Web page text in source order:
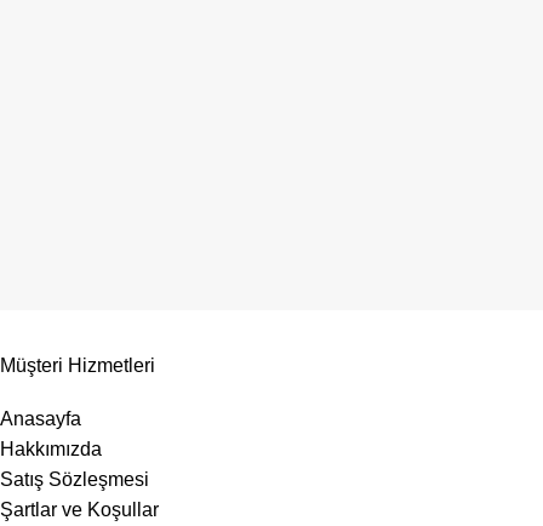
Müşteri Hizmetleri
Anasayfa
Hakkımızda
Satış Sözleşmesi
Şartlar ve Koşullar